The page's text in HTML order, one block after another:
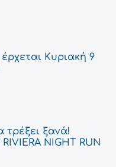
Κυριακή 9
τρέξει ξανά!
NIGHT RUN